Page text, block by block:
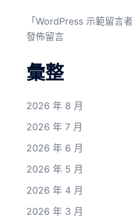
「 WordPress 示範留言者
發佈留言
彙整
2026 年 8 月
2026 年 7 月
2026 年 6 月
2026 年 5 月
2026 年 4 月
2026 年 3 月